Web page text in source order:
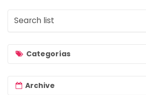
Categorías
Archive